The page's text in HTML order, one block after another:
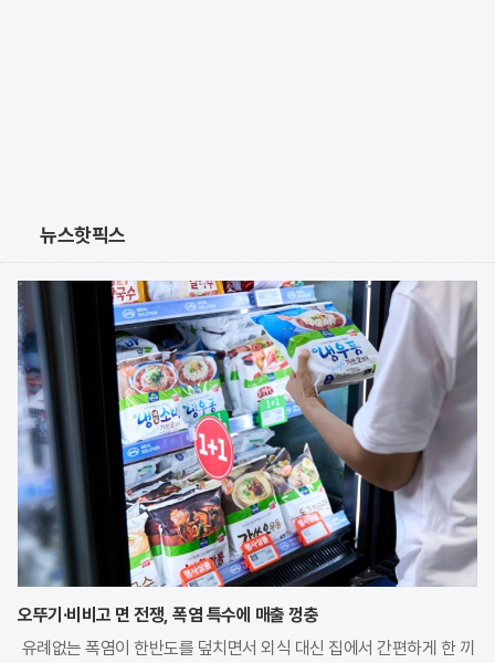
뉴스핫픽스
오뚜기·비비고 면 전쟁, 폭염 특수에 매출 껑충
유례없는 폭염이 한반도를 덮치면서 외식 대신 집에서 간편하게 한 끼